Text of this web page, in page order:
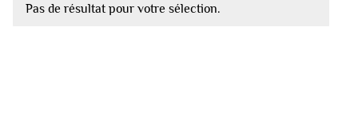
Pas de résultat pour votre sélection.